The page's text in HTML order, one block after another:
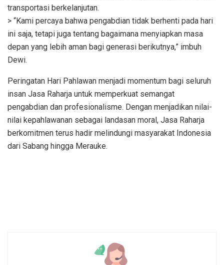
transportasi berkelanjutan.
> “Kami percaya bahwa pengabdian tidak berhenti pada hari
ini saja, tetapi juga tentang bagaimana menyiapkan masa
depan yang lebih aman bagi generasi berikutnya,” imbuh
Dewi.
Peringatan Hari Pahlawan menjadi momentum bagi seluruh
insan Jasa Raharja untuk memperkuat semangat
pengabdian dan profesionalisme. Dengan menjadikan nilai-
nilai kepahlawanan sebagai landasan moral, Jasa Raharja
berkomitmen terus hadir melindungi masyarakat Indonesia
dari Sabang hingga Merauke.